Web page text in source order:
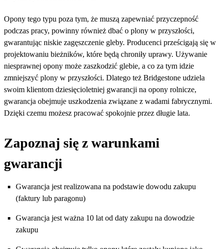
Opony tego typu poza tym, że muszą zapewniać przyczepność
podczas pracy, powinny również dbać o plony w przyszłości,
gwarantując niskie zagęszczenie gleby. Producenci prześcigają się w
projektowaniu bieżników, które będą chroniły uprawy. Używanie
niesprawnej opony może zaszkodzić glebie, a co za tym idzie
zmniejszyć plony w przyszłości. Dlatego też Bridgestone udziela
swoim klientom dziesięcioletniej gwarancji na opony rolnicze,
gwarancja obejmuje uszkodzenia związane z wadami fabrycznymi.
Dzięki czemu możesz pracować spokojnie przez długie lata.
Zapoznaj się z warunkami
gwarancji
Gwarancja jest realizowana na podstawie dowodu zakupu
(faktury lub paragonu)
Gwarancja jest ważna 10 lat od daty zakupu na dowodzie
zakupu